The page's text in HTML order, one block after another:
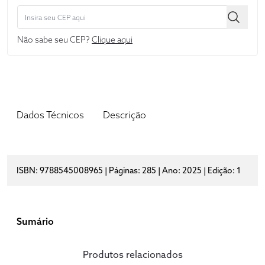
Não sabe seu CEP? Clique aqui
Dados Técnicos Descrição
ISBN: 9788545008965 | Páginas: 285 | Ano: 2025 | Edição: 1
Sumário
Produtos relacionados